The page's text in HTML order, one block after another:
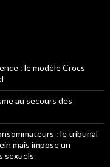
: le modèle Crocs
au secours des
: le tribunal
mais impose un
sexuels